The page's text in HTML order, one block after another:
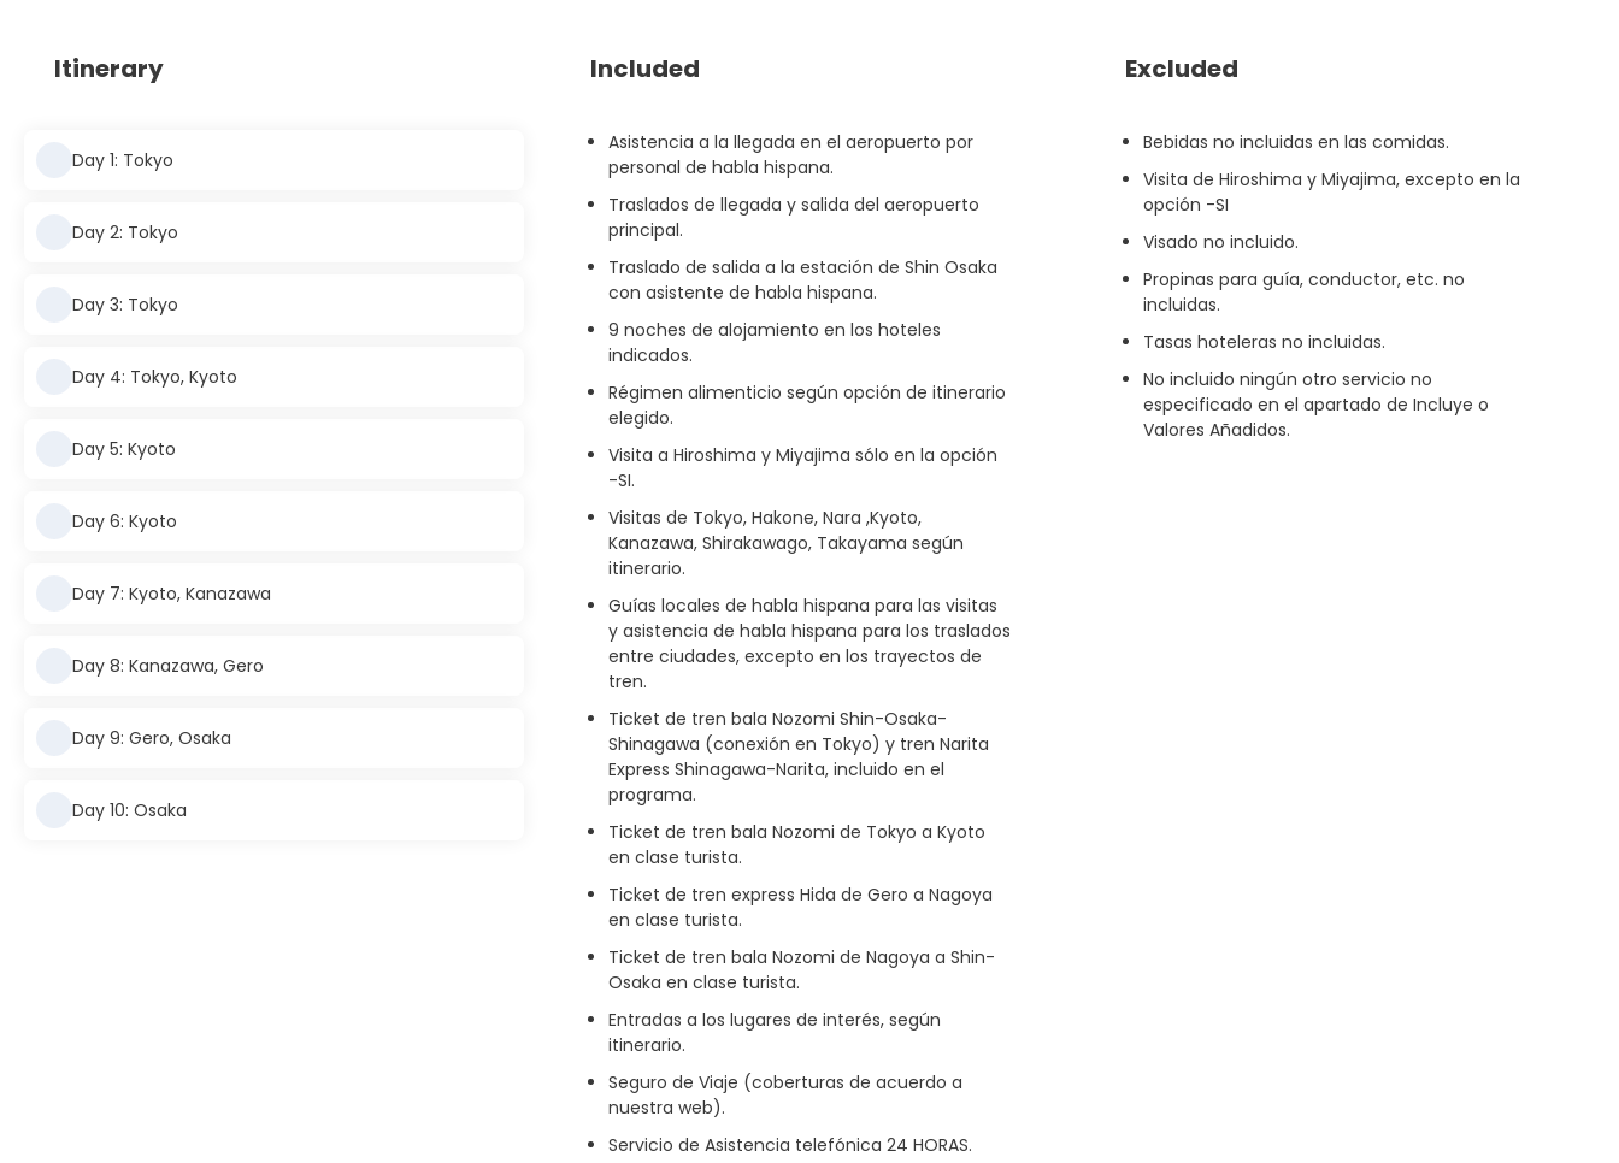
Itinerary
Day 1: Tokyo
Day 2: Tokyo
Day 3: Tokyo
Day 4: Tokyo, Kyoto
Day 5: Kyoto
Day 6: Kyoto
Day 7: Kyoto, Kanazawa
Day 8: Kanazawa, Gero
Day 9: Gero, Osaka
Day 10: Osaka
Included
Asistencia a la llegada en el aeropuerto por
personal de habla hispana.
Traslados de llegada y salida del aeropuerto
principal.
Traslado de salida a la estación de Shin Osaka
con asistente de habla hispana.
9 noches de alojamiento en los hoteles
indicados.
Régimen alimenticio según opción de itinerario
elegido.
Visita a Hiroshima y Miyajima sólo en la opción
-SI.
Visitas de Tokyo, Hakone, Nara ,Kyoto,
Kanazawa, Shirakawago, Takayama según
itinerario.
Guías locales de habla hispana para las visitas
y asistencia de habla hispana para los traslados
entre ciudades, excepto en los trayectos de
tren.
Ticket de tren bala Nozomi Shin-Osaka-
Shinagawa (conexión en Tokyo) y tren Narita
Express Shinagawa-Narita, incluido en el
programa.
Ticket de tren bala Nozomi de Tokyo a Kyoto
en clase turista.
Ticket de tren express Hida de Gero a Nagoya
en clase turista.
Ticket de tren bala Nozomi de Nagoya a Shin-
Osaka en clase turista.
Entradas a los lugares de interés, según
itinerario.
Seguro de Viaje (coberturas de acuerdo a
nuestra web).
Servicio de Asistencia telefónica 24 HORAS.
Excluded
Bebidas no incluidas en las comidas.
Visita de Hiroshima y Miyajima, excepto en la
opción -SI
Visado no incluido.
Propinas para guía, conductor, etc. no
incluidas.
Tasas hoteleras no incluidas.
No incluido ningún otro servicio no
especificado en el apartado de Incluye o
Valores Añadidos.